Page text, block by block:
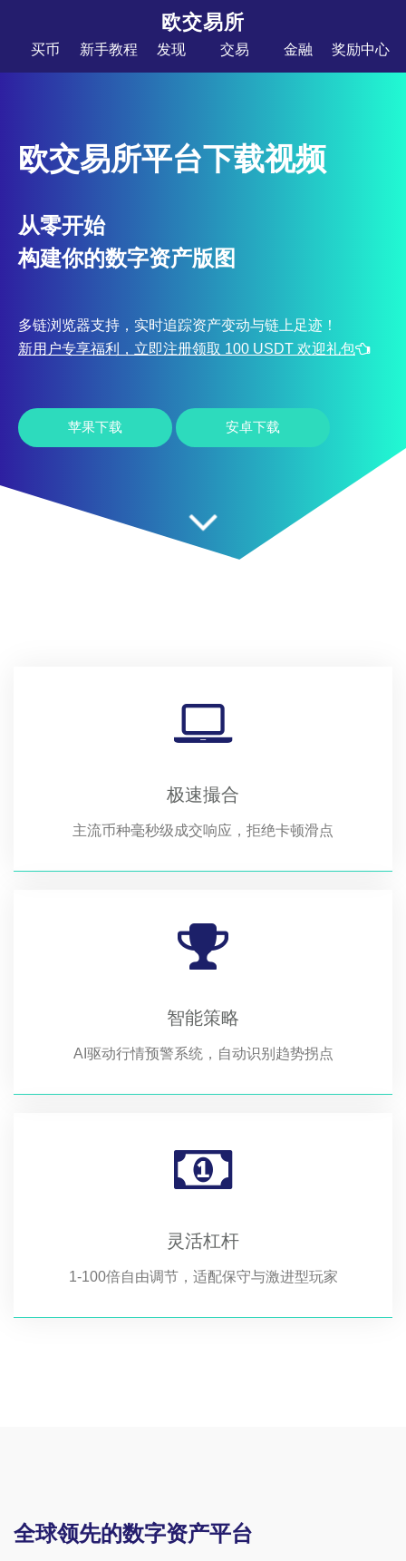
欧交易所
买币 新手教程 发现 交易 金融 奖励中心
欧交易所平台下载视频
从零开始
构建你的数字资产版图
多链浏览器支持，实时追踪资产变动与链上足迹！
新用户专享福利，立即注册领取 100 USDT 欢迎礼包
苹果下载 安卓下载
极速撮合
主流币种毫秒级成交响应，拒绝卡顿滑点
智能策略
AI驱动行情预警系统，自动识别趋势拐点
灵活杠杆
1-100倍自由调节，适配保守与激进型玩家
全球领先的数字资产平台